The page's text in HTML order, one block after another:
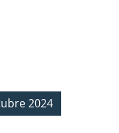
2024